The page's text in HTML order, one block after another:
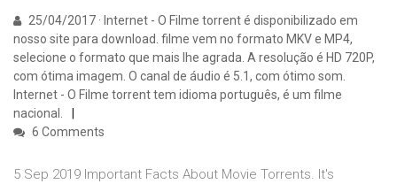
25/04/2017 · Internet - O Filme torrent é disponibilizado em
nosso site para download. filme vem no formato MKV e MP4,
selecione o formato que mais lhe agrada. A resolução é HD 720P,
com ótima imagem. O canal de áudio é 5.1, com ótimo som.
Internet - O Filme torrent tem idioma português, é um filme
nacional.
6 Comments
5 Sep 2019 Important Facts About Movie Torrents. It's